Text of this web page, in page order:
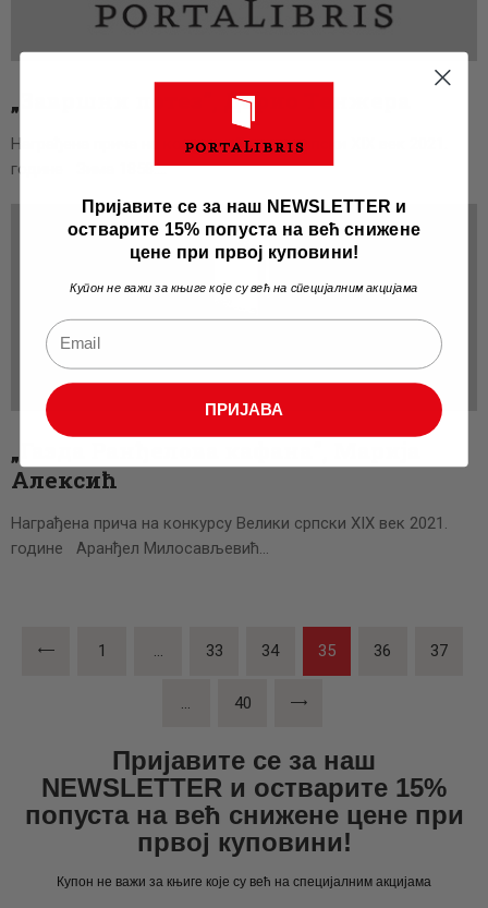
„Завршни потез”, Дарио Тенжера
Награђена прича на конкурсу Велики српски XIX век 2021.
године Зима 1858.…
„Газда Ранђелова кафана”, Марија
Алексић
Награђена прича на конкурсу Велики српски XIX век 2021.
године Аранђел Милосављевић…
Пагинација
PAGE
1 … PAGE
33 PAGE
34 PAGE
35 PAGE
36 PAGE
37
… PAGE
40
>
Пријавите се за наш
NEWSLETTER и остварите 15%
попуста на већ снижене цене при
првој куповини!
Купон не важи за књиге које су већ на специјалним акцијама
Пријавите се за наш NEWSLETTER и
остварите 15% попуста на већ снижене
цене при првој куповини!
Купон не важи за књиге које су већ на специјалним акцијама
ПРИЈАВА